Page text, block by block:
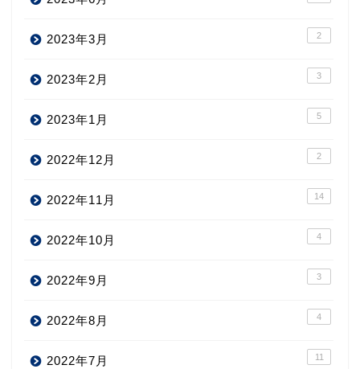
2023年3月 2
2023年2月 3
2023年1月 5
2022年12月 2
2022年11月 14
2022年10月 4
2022年9月 3
2022年8月 4
2022年7月 11